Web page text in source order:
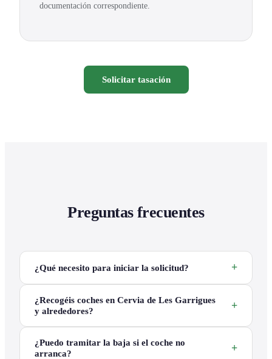
documentación correspondiente.
Solicitar tasación
Preguntas frecuentes
¿Qué necesito para iniciar la solicitud?
¿Recogéis coches en Cervia de Les Garrigues
y alrededores?
¿Puedo tramitar la baja si el coche no
arranca?